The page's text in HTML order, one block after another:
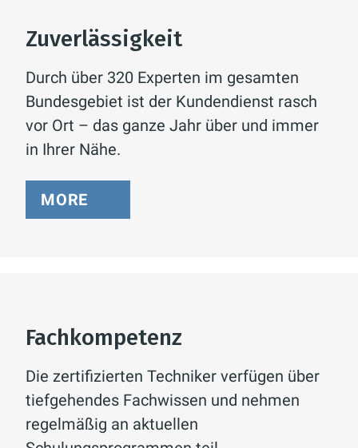
Zuverlässigkeit
Durch über 320 Experten im gesamten
Bundesgebiet ist der Kundendienst rasch
vor Ort – das ganze Jahr über und immer
in Ihrer Nähe.
MORE
Fachkompetenz
Die zertifizierten Techniker verfügen über
tiefgehendes Fachwissen und nehmen
regelmäßig an aktuellen